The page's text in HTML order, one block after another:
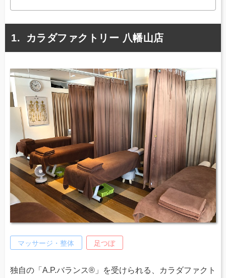
カラダファクトリー 八幡山店
マッサージ・整体 足つぼ
独自の「A.P.バランス®」を受けられる、カラダファクト